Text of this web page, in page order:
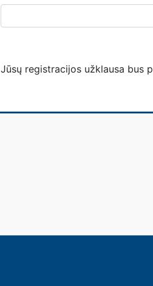
Jūsų registracijos užklausa bus